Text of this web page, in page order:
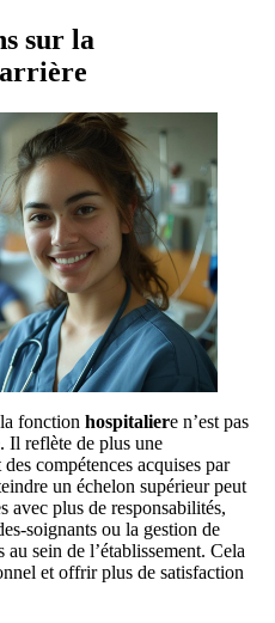
sur la
fonction hospitaliere n’est pas
Il reflète de plus une
compétences acquises par
un échelon supérieur peut
avec plus de responsabilités,
soignants ou la gestion de
sein de l’établissement. Cela
et offrir plus de satisfaction